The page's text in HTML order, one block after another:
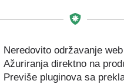
Neredovito održavanje
Ažuriranja direktno na
Previše pluginova sa